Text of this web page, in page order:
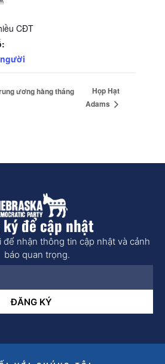
CĐT
ương hàng tháng
Họp Hạt
Adams
để cập nhật
để nhận thông tin cập nhật và cảnh
báo quan trọng.
ĐĂNG KÝ